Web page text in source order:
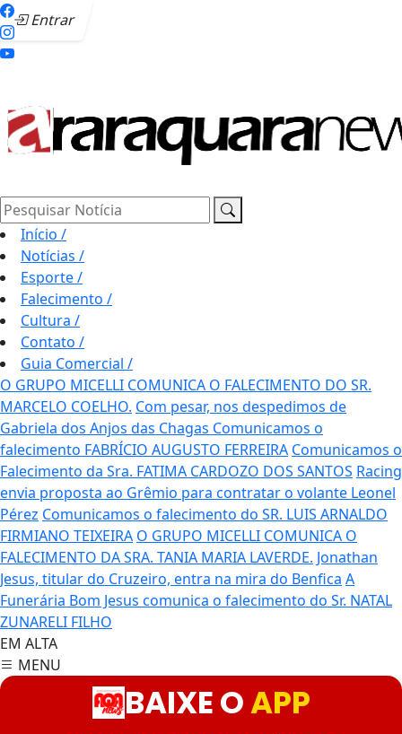
Entrar
Pesquisar Notícia
Início /
Notícias /
Esporte/
Falecimento /
Cultura /
Contato /
Guia Comercial /
O GRUPO MICELLI COMUNICA O FALECIMENTO DO SR.
MARCELO COELHO. Com pesar, nos despedimos de
Gabriela dos Anjos das Chagas Comunicamos o
falecimento FABRÍCIO AUGUSTO FERREIRA Comunicamos o
Falecimento da Sra. FATIMA CARDOZO DOS SANTOS Racing
envia proposta ao Grêmio para contratar o volante Leonel
Pérez Comunicamos o falecimento do SR. LUIS ARNALDO
FIRMIANO TEIXEIRA O GRUPO MICELLI COMUNICA O
FALECIMENTO DA SRA. TANIA MARIA LAVERDE. Jonathan
Jesus, titular do Cruzeiro, entra na mira do Benfica A
Funerária Bom Jesus comunica o falecimento do Sr. NATAL
ZUNARELI FILHO
EM ALTA
MENU
BAIXE OAPP